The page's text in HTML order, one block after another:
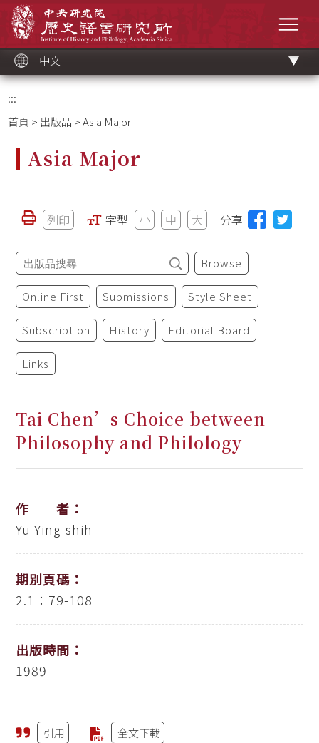
中文
:::
首頁 > 出版品 > Asia Major
Asia Major
列印 字型 小 中 大 分享
Browse
Online First Submissions Style Sheet
Subscription History Editorial Board
Links
Tai Chen’s Choice between
Philosophy and Philology
作 者：
Yu Ying-shih
期別頁碼：
2.1：79-108
出版時間：
1989
引用 全文下載